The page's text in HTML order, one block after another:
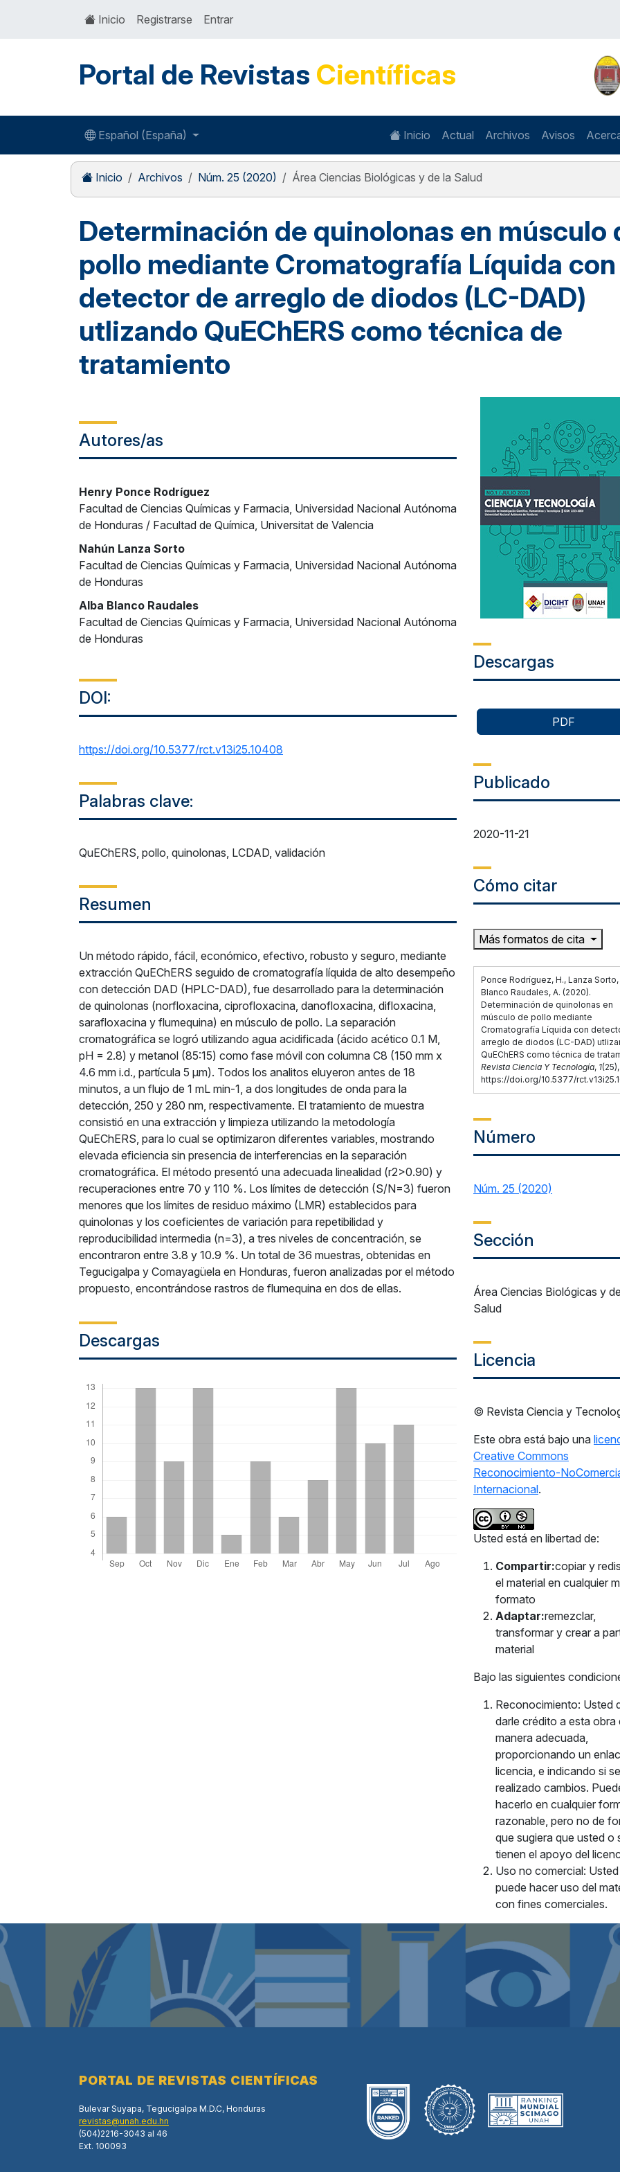
Inicio Registrarse Entrar
Portal de Revistas Científicas
Español (España) Inicio Actual Archivos Avisos
Inicio Archivos Núm. 25 (2020) Área Ciencias Biológicas y de la Salud
Determinación de quinolonas en músculo
pollo mediante Cromatografía Líquida con
detector de arreglo de diodos (LC-DAD)
utlizando QuEChERS como técnica de
tratamiento
Autores/as
Henry Ponce Rodríguez
Facultad de Ciencias Químicas y Farmacia, Universidad Nacional Autónoma
de Honduras / Facultad de Química, Universitat de Valencia
Nahún Lanza Sorto
Facultad de Ciencias Químicas y Farmacia, Universidad Nacional Autónoma
de Honduras
Alba Blanco Raudales
Facultad de Ciencias Químicas y Farmacia, Universidad Nacional Autónoma
de Honduras
DOI:
https://doi.org/10.5377/rct.v13i25.10408
Palabras clave:
QuEChERS, pollo, quinolonas, LCDAD, validación
Resumen
Un método rápido, fácil, económico, efectivo, robusto y seguro, mediante
extracción QuEChERS seguido de cromatografía líquida de alto desempeño
con detección DAD (HPLC-DAD), fue desarrollado para la determinación
de quinolonas (norfloxacina, ciprofloxacina, danofloxacina, difloxacina,
sarafloxacina y flumequina) en músculo de pollo. La separación
cromatográfica se logró utilizando agua acidificada (ácido acético 0.1 M,
pH = 2.8) y metanol (85:15) como fase móvil con columna C8 (150 mm x
4.6 mm i.d., partícula 5 μm). Todos los analitos eluyeron antes de 18
minutos, a un flujo de 1 mL min-1, a dos longitudes de onda para la
detección, 250 y 280 nm, respectivamente. El tratamiento de muestra
consistió en una extracción y limpieza utilizando la metodología
QuEChERS, para lo cual se optimizaron diferentes variables, mostrando
elevada eficiencia sin presencia de interferencias en la separación
cromatográfica. El método presentó una adecuada linealidad (r2>0.90) y
recuperaciones entre 70 y 110 %. Los límites de detección (S/N=3) fueron
menores que los límites de residuo máximo (LMR) establecidos para
quinolonas y los coeficientes de variación para repetibilidad y
reproducibilidad intermedia (n=3), a tres niveles de concentración, se
encontraron entre 3.8 y 10.9 %. Un total de 36 muestras, obtenidas en
Tegucigalpa y Comayagüela en Honduras, fueron analizadas por el método
propuesto, encontrándose rastros de flumequina en dos de ellas.
Descargas
Descargas
PDF
Publicado
2020-11-21
Cómo citar
Más formatos de cita
Ponce Rodríguez, H., Lanza Sorto,
Blanco Raudales, A. (2020).
Determinación de quinolonas en
músculo de pollo mediante
Cromatografía Líquida con
arreglo de diodos (LC-DAD)
QuEChERS como técnica de
Revista Ciencia Y Tecnología, 1
https://doi.org/10.5377/
Número
Núm. 25 (2020)
Sección
Área Ciencias Biológicas y
Salud
Licencia
© Revista Ciencia y
Este obra está bajo una
Creative Commons
Reconocimiento-
Internacional.
Usted está en libertad de:
Compartir:copiar y
el material en cualquier
formato
Adaptar:remezclar,
transformar y crear a
material
Bajo las siguientes
Reconocimiento: Usted
darle crédito a esta obra
manera adecuada,
proporcionando un
licencia, e indicando si
realizado cambios.
hacerlo en cualquier
razonable, pero no de
que sugiera que usted o
tienen el apoyo del
Uso no comercial:
puede hacer uso del
con fines comerciales.
PORTAL DE REVISTAS CIENTÍFICAS
Bulevar Suyapa, Tegucigalpa M.D.C, Honduras
revistas@unah.edu.hn
(504)2216-3043 al 46
Ext. 100093